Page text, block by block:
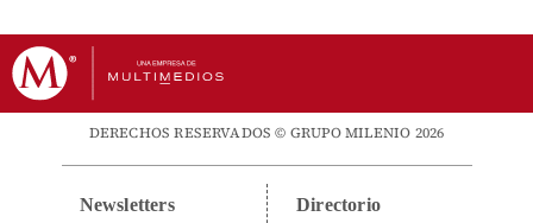
DERECHOS RESERVADOS © GRUPO MILENIO 2026
Newsletters Directorio